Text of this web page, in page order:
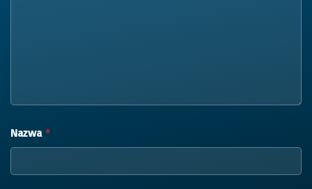
Nazwa *